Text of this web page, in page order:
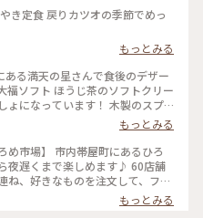
き定食 戻りカツオの季節でめっ
もっとみる
ある満天の星さんで食後のデザー
福ソフト ほうじ茶のソフトクリー
ょになっています！ 木製のスプ
っぷやガイドブックを見て食べた
もちもちのほうじ茶大福が美味
て一人一個にすれば良かったな〜
茶感で甘すぎず大人にぴったり
激混みかな？と思って、私が一
の星さんは席があって、ここへ移
後悔🥲 お店から昼食を食べてい
もっとみる
町にあるひろ
くまで楽しめます♪ 60店舗
ね、好きなものを注文して、フリ
ワイ🍺 最近はお昼はインバウン
っぱい🈵 若い人も多かったです‼️
もっとみる